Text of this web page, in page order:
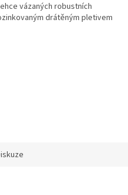
vázaných robustních
drátěným pletivem